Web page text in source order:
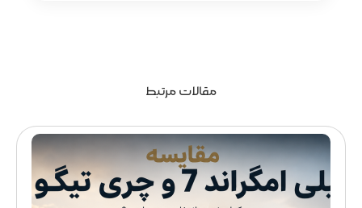
مقالات مرتبط